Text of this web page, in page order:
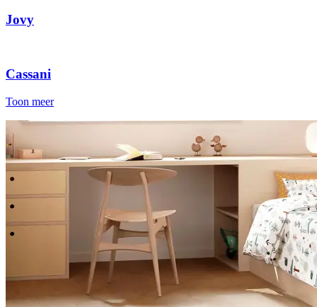
Jovy
Cassani
Toon meer